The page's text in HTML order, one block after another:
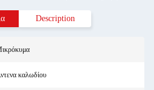
Description
καλωδίου